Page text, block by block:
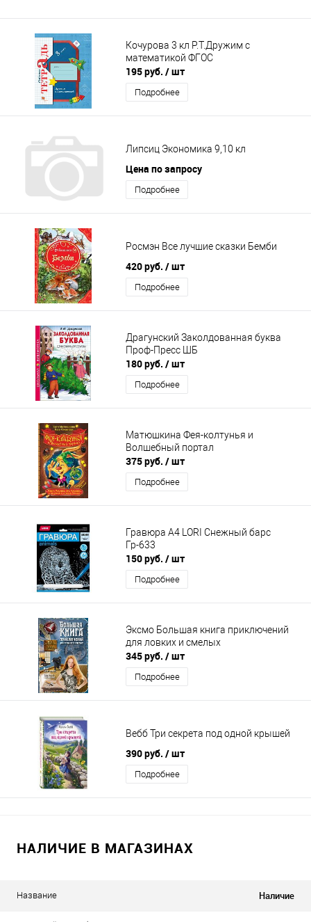
Кочурова 3 кл Р.Т.Дружим с
математикой ФГОС
195 руб. / шт
Подробнее
Липсиц Экономика 9,10 кл
Цена по запросу
Подробнее
Росмэн Все лучшие сказки Бемби
420 руб. / шт
Подробнее
Драгунский Заколдованная буква
Проф-Пресс ШБ
180 руб. / шт
Подробнее
Матюшкина Фея-колтунья и
Волшебный портал
375 руб. / шт
Подробнее
Гравюра А4 LORI Снежный барс
Гр-633
150 руб. / шт
Подробнее
Эксмо Большая книга приключений
для ловких и смелых
345 руб. / шт
Подробнее
Вебб Три секрета под одной крышей
390 руб. / шт
Подробнее
НАЛИЧИЕ В МАГАЗИНАХ
Название Наличие